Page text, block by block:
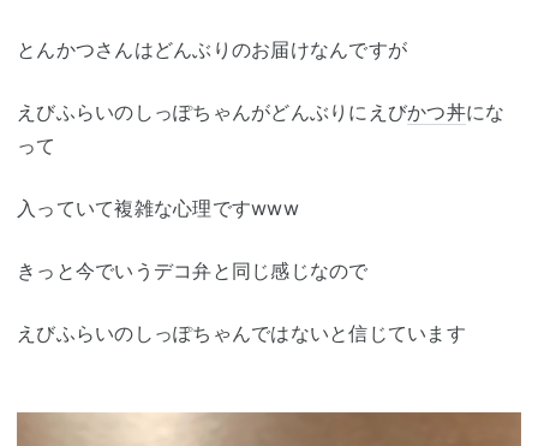
とんかつさんはどんぶりのお届けなんですが
えびふらいのしっぽちゃんがどんぶりにえびかつ丼にな
って
入っていて複雑な心理ですwww
きっと今でいうデコ弁と同じ感じなので
えびふらいのしっぽちゃんではないと信じています